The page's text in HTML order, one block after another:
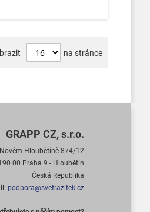
na stránce
GRAPP CZ, s.r.o.
Hloubětíně 874/12
00 Praha 9 - Hloubětín
Česká Republika
podpora@svetrazitek.cz